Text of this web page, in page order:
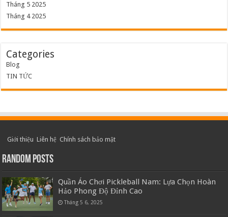
Tháng 5 2025
Tháng 4 2025
Categories
Blog
TIN TỨC
Giới thiệu Liên hệ Chính sách bảo mật
Random Posts
Quần Áo Chơi Pickleball Nam: Lựa Chọn Hoàn
Hảo Phong Độ Đỉnh Cao
Tháng 5 6, 2025